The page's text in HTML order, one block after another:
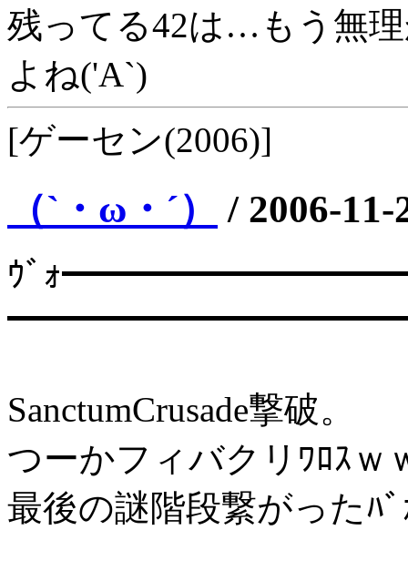
残ってる42は…もう無
よね('A`)
[ゲーセン(2006)]
（`・ω・´） / 2006-11-
ｳﾞｫ
SanctumCrusade撃破。
つーかフィバクリﾜﾛｽｗ
最後の謎階段繋がったﾊ